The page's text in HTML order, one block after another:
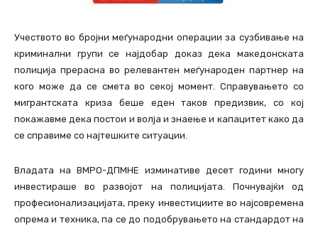
Учеството во бројни меѓународни операции за сузбивање на
криминални групи се најдобар доказ дека македонската
полиција прерасна во релевантен меѓународен партнер на
кого може да се смета во секој момент. Справувањето со
мигрантската криза беше еден таков предизвик, со кој
покажавме дека постои и волја и знаење и капацитет како да
се справиме со најтешките ситуации.
Владата на ВМРО-ДПМНЕ изминативе десет години многу
инвестираше во развојот на полицијата. Почнувајќи од
професионализацијата, преку инвестициите во најсовремена
опрема и техника, па се до подобрувањето на стандардот на